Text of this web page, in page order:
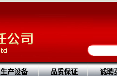
生产设备 品质保证 诚聘